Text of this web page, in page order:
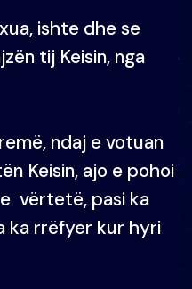
ishte dhe se
tij Keisin, nga
ndaj e votuan
Keisin, ajo e pohoi
vërtetë, pasi ka
ka rrëfyer kur hyri